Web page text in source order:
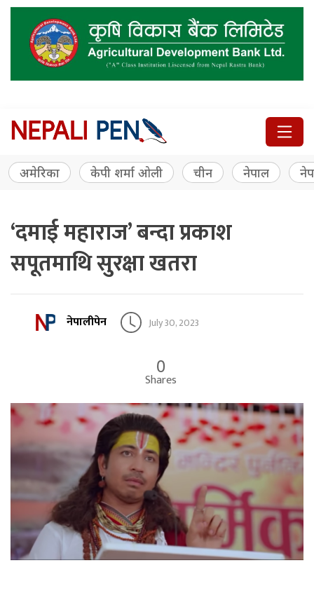
अमेरिका केपी शर्मा ओली चीन नेपाल
‘दमाई महाराज’ बन्दा प्रकाश
सपूतमाथि सुरक्षा खतरा
नेपालीपेन July 30, 2023
0
Shares